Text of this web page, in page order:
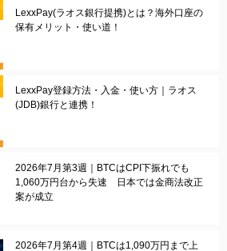
LexxPay(ラオス銀行提携)とは？海外口座の
保有メリット・使い道！
LexxPay登録方法・入金・使い方｜ラオス
(JDB)銀行と連携！
2026年7月第3週｜BTCはCPI下振れでも
1,060万円台から失速 日本では金商法改正
案が成立
2026年7月第4週｜BTCは1,090万円まで上